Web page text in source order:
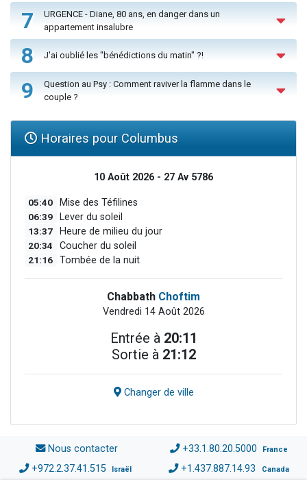
7
URGENCE - Diane, 80 ans, en danger dans un
appartement insalubre
8 J'ai oublié les "bénédictions du matin" ?!
9
Question au Psy : Comment raviver la flamme dans le
couple ?
Horaires pour Columbus
10 Août 2026 - 27 Av 5786
05:40 Mise des Téfilines
06:39 Lever du soleil
13:37 Heure de milieu du jour
20:34 Coucher du soleil
21:16 Tombée de la nuit
Chabbath Choftim
Vendredi 14 Août 2026
Entrée à 20:11
Sortie à 21:12
Changer de ville
Nous contacter +33.1.80.20.5000 France
+972.2.37.41.515 Israël +1.437.887.14.93 Canada